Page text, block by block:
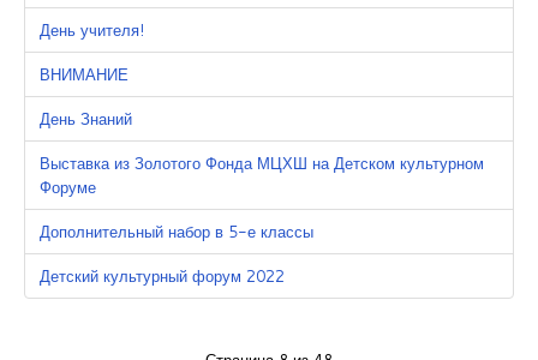
День учителя!
ВНИМАНИЕ
День Знаний
Выставка из Золотого Фонда МЦХШ на Детском культурном
Форуме
Дополнительный набор в 5-е классы
Детский культурный форум 2022